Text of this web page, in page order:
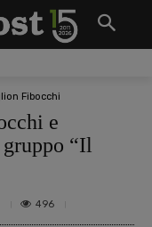
Fibocchi
e
“Il
496